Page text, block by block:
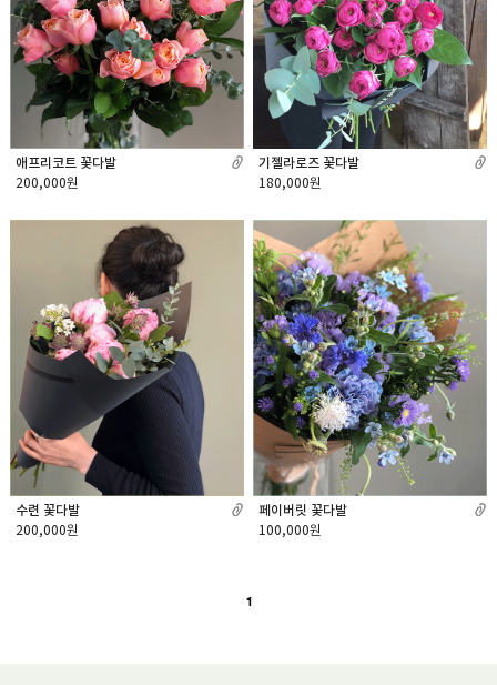
애프리코트 꽃다발
200,000원
기젤라로즈 꽃다발
180,000원
수련 꽃다발
200,000원
페이버릿 꽃다발
100,000원
1